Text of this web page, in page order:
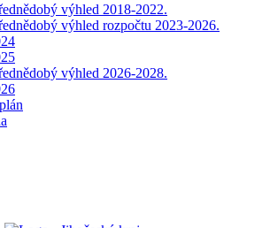
výhled 2018-2022.
výhled rozpočtu 2023-2026.
výhled 2026-2028.